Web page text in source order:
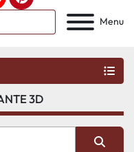
Menu
pinterest
3D